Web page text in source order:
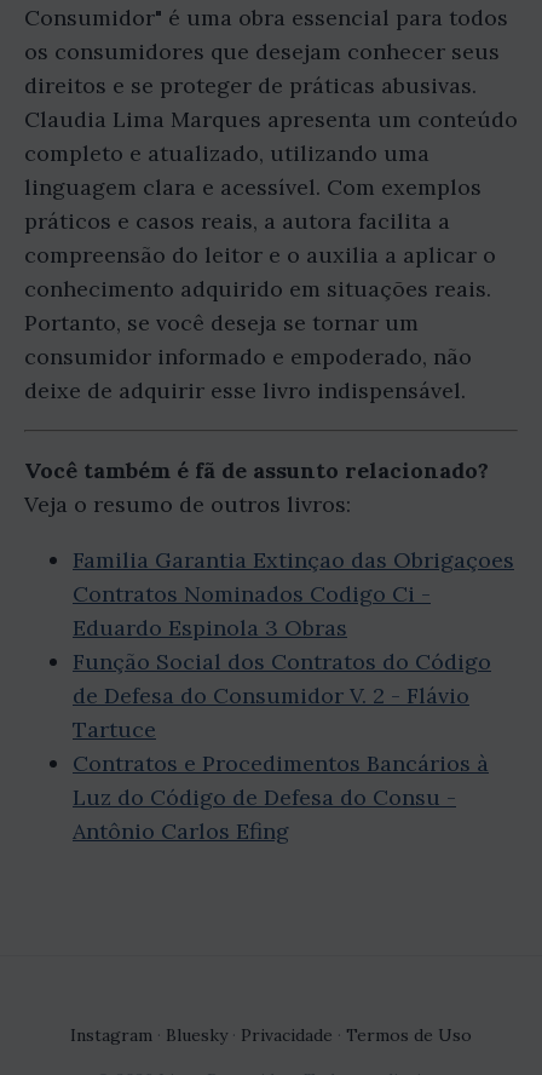
Consumidor" é uma obra essencial para todos
os consumidores que desejam conhecer seus
direitos e se proteger de práticas abusivas.
Claudia Lima Marques apresenta um conteúdo
completo e atualizado, utilizando uma
linguagem clara e acessível. Com exemplos
práticos e casos reais, a autora facilita a
compreensão do leitor e o auxilia a aplicar o
conhecimento adquirido em situações reais.
Portanto, se você deseja se tornar um
consumidor informado e empoderado, não
deixe de adquirir esse livro indispensável.
Você também é fã de assunto relacionado?
Veja o resumo de outros livros:
Familia Garantia Extinçao das Obrigaçoes
Contratos Nominados Codigo Ci -
Eduardo Espinola 3 Obras
Função Social dos Contratos do Código
de Defesa do Consumidor V. 2 - Flávio
Tartuce
Contratos e Procedimentos Bancários à
Luz do Código de Defesa do Consu -
Antônio Carlos Efing
Instagram · Bluesky· Privacidade · Termos de Uso